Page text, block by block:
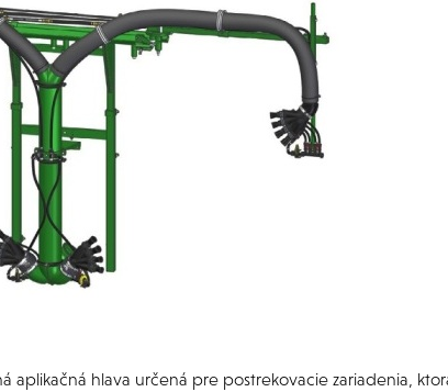
aplikačná hlava určená pre postrekovacie zariadenia,